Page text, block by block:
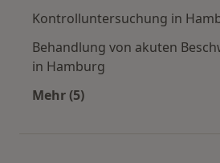
Kontrolluntersuchung in
Behandlung von akuten
in Hamburg
Mehr (5)